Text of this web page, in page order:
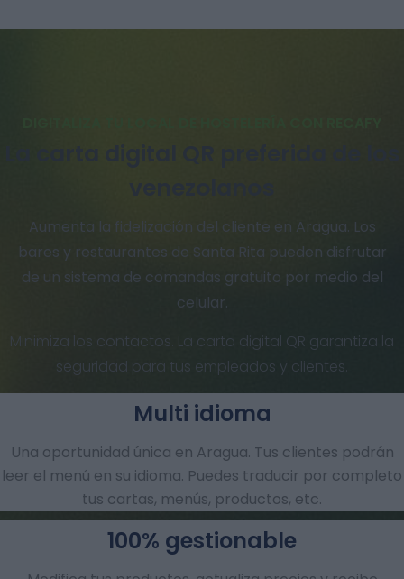
Aumenta la fidelización del cliente en Aragua. Los
bares y restaurantes de Santa Rita pueden disfrutar
de un sistema de comandas gratuito por medio del
celular.
Minimiza los contactos. La carta digital QR garantiza la
seguridad para tus empleados y clientes.
Una oportunidad única en Aragua. Tus clientes podrán
leer el menú en su idioma. Puedes traducir por completo
tus cartas, menús, productos, etc.
Multi idioma
100% gestionable